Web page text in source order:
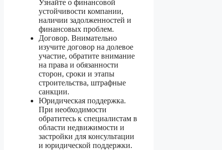
Узнайте о финансовой
устойчивости компании,
наличии задолженностей и
финансовых проблем.
Договор. Внимательно
изучите договор на долевое
участие, обратите внимание
на права и обязанности
сторон, сроки и этапы
строительства, штрафные
санкции.
Юридическая поддержка.
При необходимости
обратитесь к специалистам в
области недвижимости и
застройки для консультации
и юридической поддержки.